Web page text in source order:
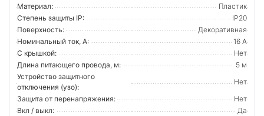
Материал:
Пластик
Степень защиты IP:
IP20
Поверхность:
Декоративная
Номинальный ток, А:
16 А
С крышкой:
Нет
Длина питающего провода, м:
5 м
Устройство защитного
отключения (узо):
Нет
Защита от перенапряжения:
Нет
Вкл / выкл:
Да